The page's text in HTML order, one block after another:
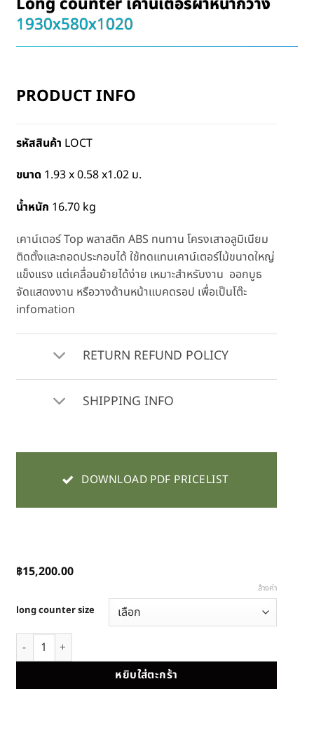
1930x580x1020
PRODUCT INFO
รหัสสินค้า LOCT
ขนาด 1.93 x 0.58 x1.02 ม.
น้ำหนัก 16.70 kg
เคาน์เตอร์ Top พลาสติก ABS ทนทาน โครงเสาอลูมิเนียม
ติดตั้งและถอดประกอบได้ ใช้ทดแทนเคาน์เตอร์ไม้ขนาดใหญ่
แข็งแรง แต่เคลื่อนย้ายได้ง่าย เหมาะสำหรับงาน ออกบูธ
จัดแสดงงาน หรือวางด้านหน้าแบคดรอป เพื่อเป็นโต๊ะ
infomation
RETURN REFUND POLICY
SHIPPING INFO
DOWNLOAD PDF PRICELIST
฿15,200.00
long counter size
ล้างค่า
จำนวน Long counter เคาน์เตอร์ผ้าหน้ากว้าง 1930x580x1020 ชิ้น
หยิบใส่ตะกร้า